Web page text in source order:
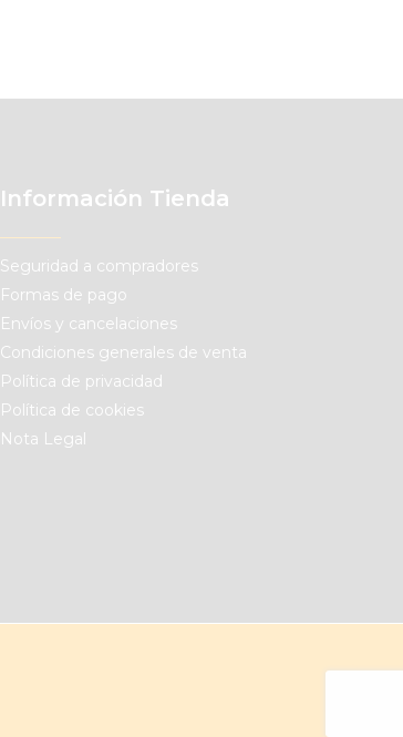
Información Tienda
Seguridad a compradores
Formas de pago
Envíos y cancelaciones
Condiciones generales de venta
Política de privacidad
Política de cookies
Nota Legal